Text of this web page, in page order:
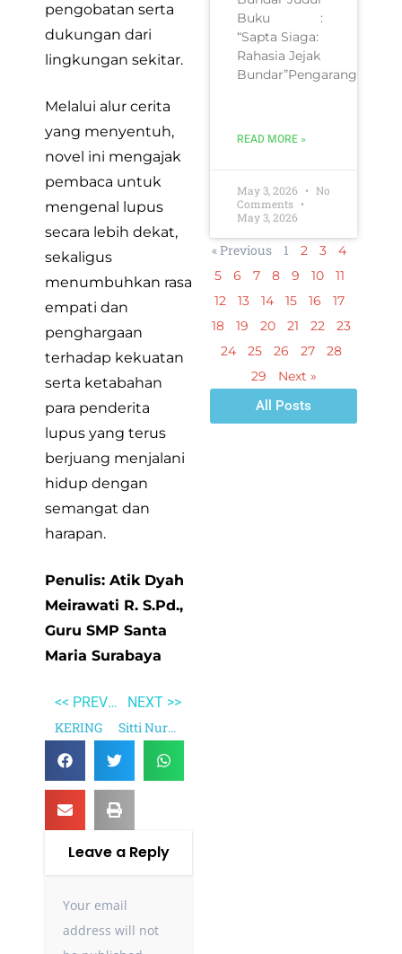
pengobatan serta
dukungan dari
lingkungan sekitar.
Melalui alur cerita
yang menyentuh,
novel ini mengajak
pembaca untuk
mengenal lupus
secara lebih dekat,
sekaligus
menumbuhkan rasa
empati dan
penghargaan
terhadap kekuatan
serta ketabahan
para penderita
lupus yang terus
berjuang menjalani
hidup dengan
semangat dan
harapan.
Penulis: Atik Dyah
Meirawati R. S.Pd.,
Guru SMP Santa
Maria Surabaya
<< PREVIOUS
KERING
NEXT >>
Sitti Nurbaya
Leave a Reply
Your email
address will not
Buku :
“Sapta Siaga:
Rahasia Jejak
Bundar”Pengarang
READ MORE »
May 3, 2026
No
Comments
May 3, 2026
« Previous 1 2 3
4
5
6 7 8 9 10
11
12
13 14 15 16
17
18
19 20 21 22
23
24
25 26 27
28
29
Next »
All Posts